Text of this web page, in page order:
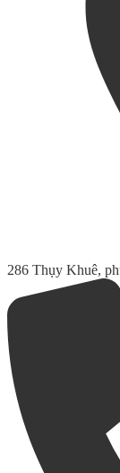
286 Thụy Khuê,